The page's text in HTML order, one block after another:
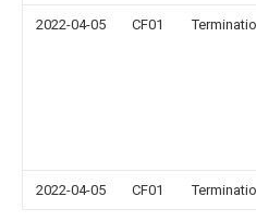
2022-04-05 CF01
2022-04-05 CF01